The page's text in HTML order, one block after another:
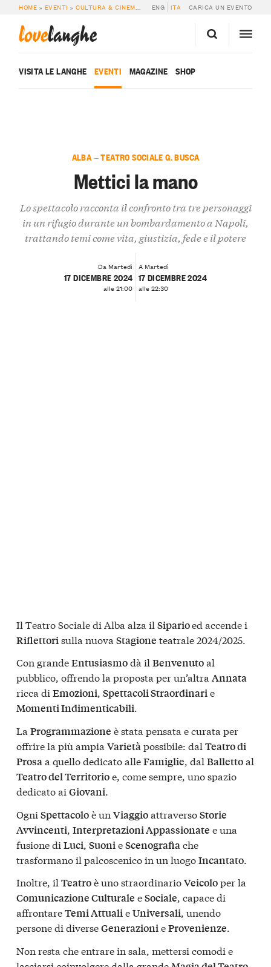
HOME » EVENTI »CULTURA & CINEMA » METTICI LA MANO
ENG ITA CARICA UN EVENTO
lovelanghe
VISITA LE LANGHE EVENTI MAGAZINE SHOP
ALBA — TEATRO SOCIALE G. BUSCA
Mettici la mano
Lo spettacolo racconta il confronto tra tre personaggi
in un rifugio durante un bombardamento a Napoli,
trattando temi come vita, giustizia, fede e il potere
Da Martedì
17 DICEMBRE 2024
alle 21:00
A Martedì
17 DICEMBRE 2024
alle 22:30
Il Teatro Sociale di Alba alza il Siparioed accende i
Riflettorisulla nuova Stagione teatrale 2024/2025.
Con grandeEntusiasmodà il Benvenutoal
pubblico, offrendo la proposta per un’altra Annata
ricca di Emozioni, Spettacoli Straordinarie
Momenti Indimenticabili.
La Programmazione è stata pensata e curata per
offrire la più ampia Varietàpossibile: dal Teatro di
Prosaa quello dedicato alleFamiglie, dal Ballettoal
Teatro del Territorioe, come sempre, uno spazio
dedicato ai Giovani.
Ogni Spettacoloè un ViaggioattraversoStorie
Avvincenti, Interpretazioni Appassionate e una
fusione di Luci, SuonieScenografiache
trasformano il palcoscenico in un luogoIncantato.
Inoltre, il Teatroè uno straordinarioVeicoloper la
Comunicazione Culturale eSociale, capace di
affrontareTemi AttualieUniversali, unendo
persone di diverseGenerazionieProvenienze.
Non resta che entrare in sala, mettersi comodi e